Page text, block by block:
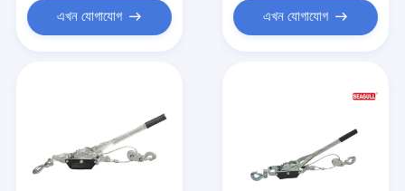
এখন যোগাযোগ এখন যোগাযোগ